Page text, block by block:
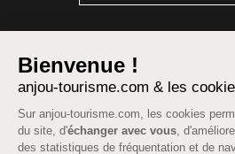
Bienvenue !
anjou-tourisme.com & les
Sur anjou-tourisme.com, les cookies
du site, d'échanger avec vous,
des statistiques de fréquentation et de
© Anjou tourisme 2026 -
Mentions légales-Données
CGU Réservation-Accessibilité :